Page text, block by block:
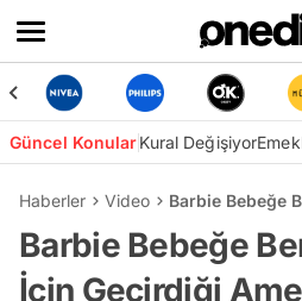
Güncel KonularKural Değişiyor
Haberler Video Barbie Bebeğe
Barbie Bebeğe
İçin Geçirdiği